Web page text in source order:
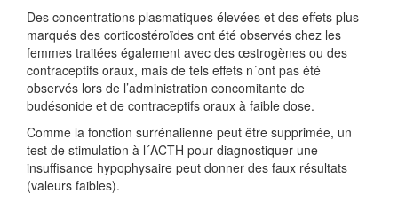
Des concentrations plasmatiques élevées et des effets plus
marqués des corticostéroïdes ont été observés chez les
femmes traitées également avec des œstrogènes ou des
contraceptifs oraux, mais de tels effets n´ont pas été
observés lors de l’administration concomitante de
budésonide et de contraceptifs oraux à faible dose.
Comme la fonction surrénalienne peut être supprimée, un
test de stimulation à l´ACTH pour diagnostiquer une
insuffisance hypophysaire peut donner des faux résultats
(valeurs faibles).